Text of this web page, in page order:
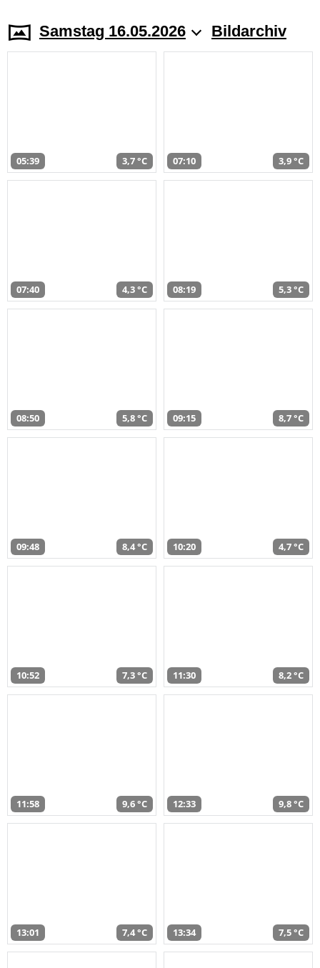
Samstag 16.05.2026 Bildarchiv
05:39 3,7 °C 07:10 3,9 °C
07:40 4,3 °C 08:19 5,3 °C
08:50 5,8 °C 09:15 8,7 °C
09:48 8,4 °C 10:20 4,7 °C
10:52 7,3 °C 11:30 8,2 °C
11:58 9,6 °C 12:33 9,8 °C
13:01 7,4 °C 13:34 7,5 °C